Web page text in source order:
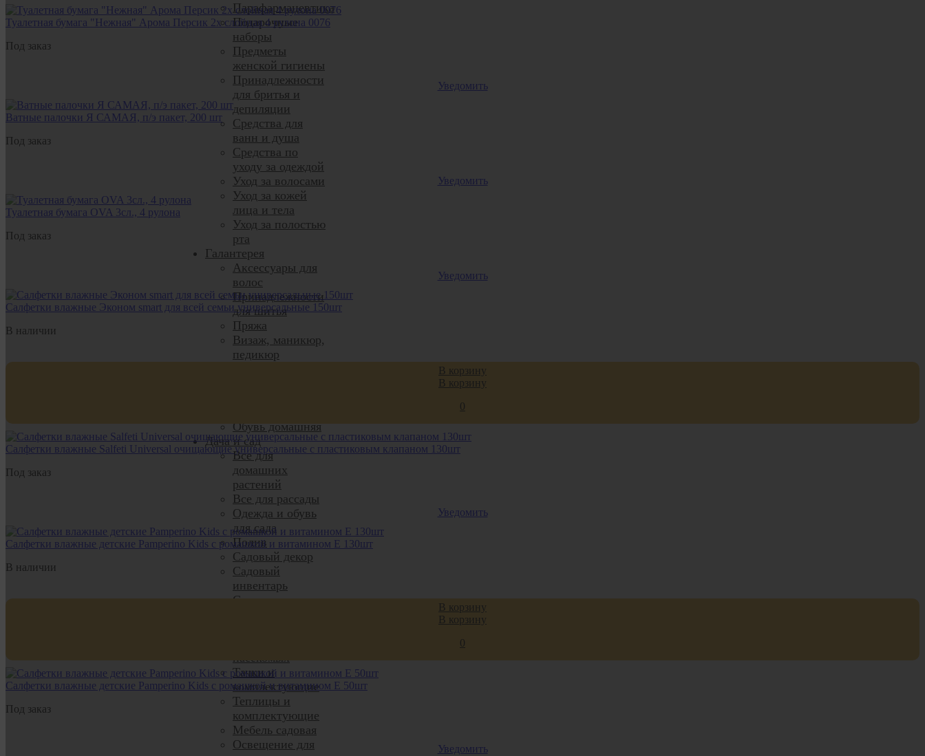
Парафармацевтика
Подарочные
наборы
Предметы
женской гигиены
Принадлежности
для бритья и
депиляции
Средства для
ванн и душа
Средства по
уходу за одеждой
Уход за волосами
Уход за кожей
лица и тела
Уход за полостью
рта
Галантерея
Аксессуары для
волос
Принадлежности
для шитья
Пряжа
Визаж, маникюр,
педикюр
Обувь домашняя
Дача и сад
Все для
домашних
растений
Все для рассады
Одежда и обувь
для сада
Полив
Садовый декор
Садовый
инвентарь
Семена, грунты,
насекомых
Тачки и
комплектующие
Теплицы и
комплектующие
Мебель садовая
Освещение для
Туалетная бумага "Нежная" Арома Персик 2х слойная 4 рулона 0076
Под заказ
Уведомить
Ватные палочки Я САМАЯ, п/э пакет, 200 шт
Под заказ
Уведомить
Туалетная бумага OVA 3сл., 4 рулона
Под заказ
Уведомить
Салфетки влажные Эконом smart для всей семьи универсальные 150шт
В наличии
В корзину
В корзину
0
Салфетки влажные Salfeti Universal очищающие универсальные с пластиковым клапаном 130шт
Под заказ
Уведомить
Салфетки влажные детские Pamperino Kids с ромашкой и витамином Е 130шт
В наличии
В корзину
В корзину
0
Салфетки влажные детские Pamperino Kids с ромашкой и витамином Е 50шт
Под заказ
Уведомить